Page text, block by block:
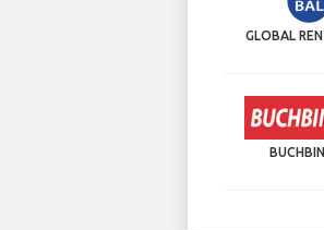
GLOBAL